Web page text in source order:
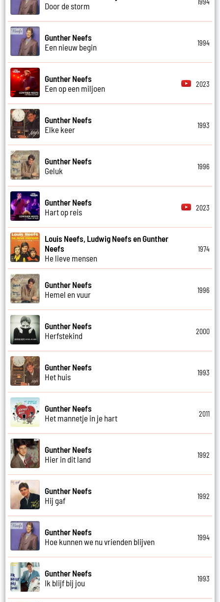
Door de storm
Gunther Neefs
Een nieuw begin
1994
Gunther Neefs
Een op een miljoen
2023
Gunther Neefs
Elke keer
1993
Gunther Neefs
Geluk
1996
Gunther Neefs
Hart op reis
2023
Louis Neefs, Ludwig Neefs en Gunther
Neefs
He lieve mensen
1974
Gunther Neefs
Hemel en vuur
1996
Gunther Neefs
Herfstekind
2000
Gunther Neefs
Het huis
1993
Gunther Neefs
Het mannetje in je hart
2011
Gunther Neefs
Hier in dit land
1992
Gunther Neefs
Hij gaf
1992
Gunther Neefs
Hoe kunnen we nu vrienden blijven
1994
Gunther Neefs
Ik blijf bij jou
1993